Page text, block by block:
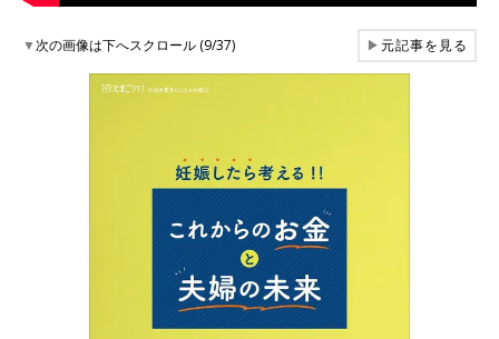
▼次の画像は下へスクロール (9/37) ▶元記事を見る